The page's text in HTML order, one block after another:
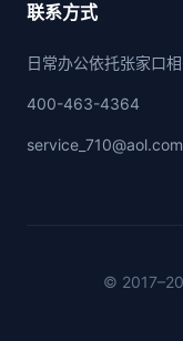
联系方式
日常办公依托张家口
400-463-4364
service_710@aol.com
©